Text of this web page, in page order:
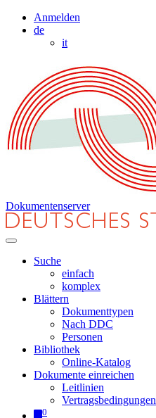
Anmelden
de
it
Dokumentenserver
Suche
einfach
komplex
Blättern
Dokumenttypen
Nach DDC
Personen
Bibliothek
Online-Katalog
Dokumente einreichen
Leitlinien
Vertragsbedingungen
0